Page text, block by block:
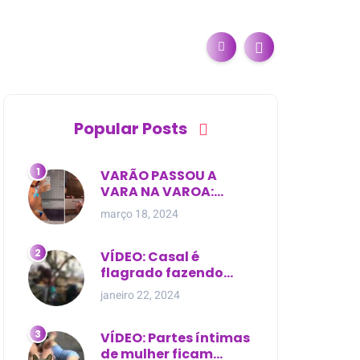
Popular Posts
VARÃO PASSOU A
VARA NA VAROA:
Esposa de pregador
evangélico descobre
extra-conjugal
março 18, 2024
VÍDEO: Casal é
flagrado fazendo
sexo dentro de
cemitério, em cima de
janeiro 22, 2024
VÍDEO: Partes íntimas
de mulher ficam